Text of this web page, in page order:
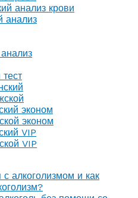
анализ крови
анализ
эконом
эконом
VIP
VIP
с алкоголизмом и как